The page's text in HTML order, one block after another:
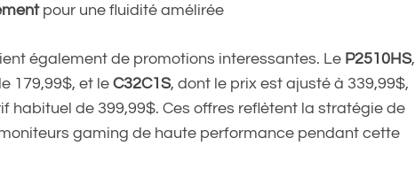
pour une fluidité amélirée
également de promotions interessantes. Le P2510HS,
179,99$, et le C32C1S, dont le prix est ajusté à 339,99$,
habituel de 399,99$. Ces offres reflètent la stratégie de
gaming de haute performance pendant cette